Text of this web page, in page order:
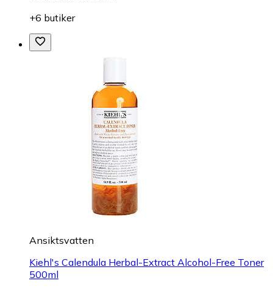
+6 butiker
Ansiktsvatten
Kiehl's Calendula Herbal-Extract Alcohol-Free Toner
500ml